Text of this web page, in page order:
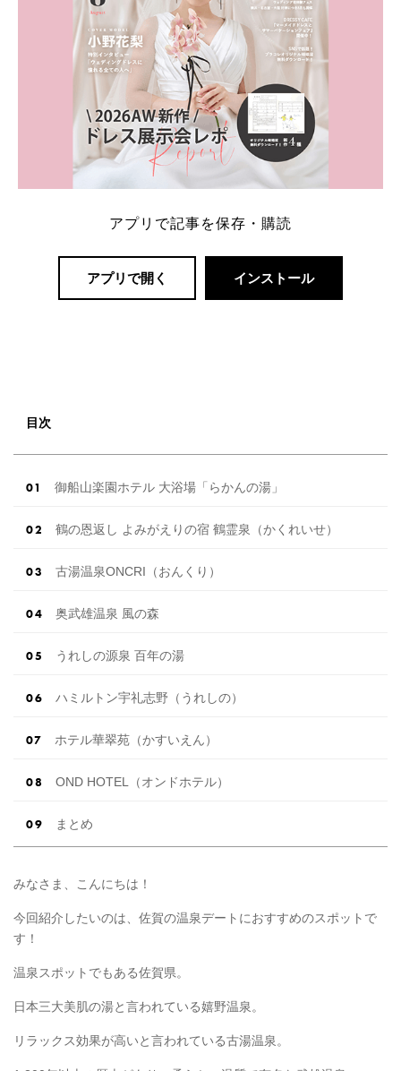
アプリで記事を保存・購読
アプリで開く インストール
目次
御船山楽園ホテル 大浴場「らかんの湯」
鶴の恩返し よみがえりの宿 鶴霊泉（かくれいせ）
古湯温泉ONCRI（おんくり）
奥武雄温泉 風の森
うれしの源泉 百年の湯
ハミルトン宇礼志野（うれしの）
ホテル華翠苑（かすいえん）
OND HOTEL（オンドホテル）
まとめ
みなさま、こんにちは！
今回紹介したいのは、佐賀の温泉デートにおすすめのスポットで
す！
温泉スポットでもある佐賀県。
日本三大美肌の湯と言われている嬉野温泉。
リラックス効果が高いと言われている古湯温泉。